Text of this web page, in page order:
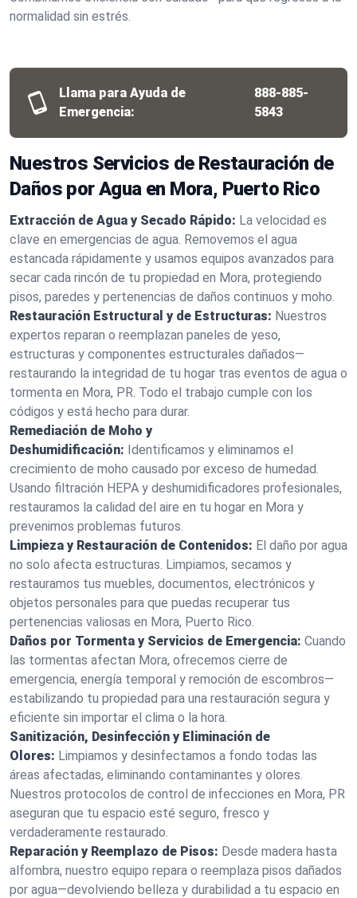
normalidad sin estrés.
Llama para Ayuda de
Emergencia:
888-885-
5843
Nuestros Servicios de Restauración de
Daños por Agua en Mora, Puerto Rico
Extracción de Agua y Secado Rápido: La velocidad es
clave en emergencias de agua. Removemos el agua
estancada rápidamente y usamos equipos avanzados para
secar cada rincón de tu propiedad en Mora, protegiendo
pisos, paredes y pertenencias de daños continuos y moho.
Restauración Estructural y de Estructuras: Nuestros
expertos reparan o reemplazan paneles de yeso,
estructuras y componentes estructurales dañados—
restaurando la integridad de tu hogar tras eventos de agua o
tormenta en Mora, PR. Todo el trabajo cumple con los
códigos y está hecho para durar.
Remediación de Moho y
Deshumidificación: Identificamos y eliminamos el
crecimiento de moho causado por exceso de humedad.
Usando filtración HEPA y deshumidificadores profesionales,
restauramos la calidad del aire en tu hogar en Mora y
prevenimos problemas futuros.
Limpieza y Restauración de Contenidos: El daño por agua
no solo afecta estructuras. Limpiamos, secamos y
restauramos tus muebles, documentos, electrónicos y
objetos personales para que puedas recuperar tus
pertenencias valiosas en Mora, Puerto Rico.
Daños por Tormenta y Servicios de Emergencia: Cuando
las tormentas afectan Mora, ofrecemos cierre de
emergencia, energía temporal y remoción de escombros—
estabilizando tu propiedad para una restauración segura y
eficiente sin importar el clima o la hora.
Sanitización, Desinfección y Eliminación de
Olores: Limpiamos y desinfectamos a fondo todas las
áreas afectadas, eliminando contaminantes y olores.
Nuestros protocolos de control de infecciones en Mora, PR
aseguran que tu espacio esté seguro, fresco y
verdaderamente restaurado.
Reparación y Reemplazo de Pisos: Desde madera hasta
alfombra, nuestro equipo repara o reemplaza pisos dañados
por agua—devolviendo belleza y durabilidad a tu espacio en